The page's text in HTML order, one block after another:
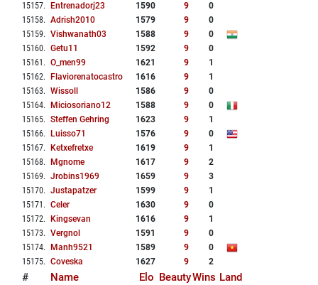
15157. Entrenadorj23 1590 9
0
15158. Adrish2010 1579 9
0
15159. Vishwanath03 1588 9
0
15160. Getu11 1592 9
0
15161 . O_men99 1621 9
1
15162. Flaviorenatocastro 1616 9
1
15163. Wissoll 1586 9
0
15164. Miciosoriano12 1588 9
0
15165. Steffen Gehring 1623 9
1
15166. Luisso71 1576 9
0
15167. Ketxefretxe 1619 9
1
15168. Mgnome 1617 9
2
15169. Jrobins1969 1659 9
3
15170. Justapatzer 1599 9
1
15171 . Celer 1630 9
0
15172. Kingsevan 1616 9
1
15173. Vergnol 1591 9
0
15174. Manh9521 1589 9
0
15175. Coveska 1627 9 2
# Name Elo BeautyWins Land